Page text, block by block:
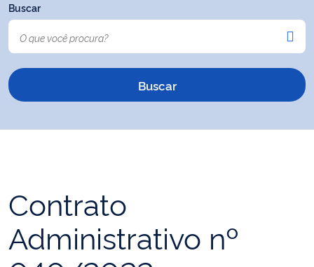
Buscar
Contrato
Administrativo nº